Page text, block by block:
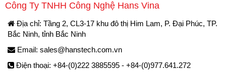
Công Ty TNHH Công Nghệ Hans Vina
Địa chỉ: Tầng 2, CL3-17 khu đô thị Him Lam, P. Đại Phúc, TP.
Bắc Ninh, tỉnh Bắc Ninh
Email: sales@hanstech.com.vn
Điện thoại: +84-(0)222 3885595 - +84-(0)977.641.272